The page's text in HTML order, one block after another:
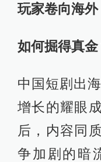
玩家卷向海外
如何掘得真金
中国短剧出
增长的耀眼
后，内容同
争加剧的暗